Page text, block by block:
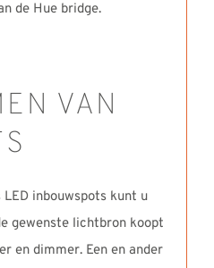
de Hue bridge.
VAN
LED inbouwspots kunt u
gewenste lichtbron koopt
en dimmer. Een en ander